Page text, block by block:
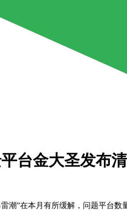
台金大圣发布
”在本月有所缓解，问题平台数